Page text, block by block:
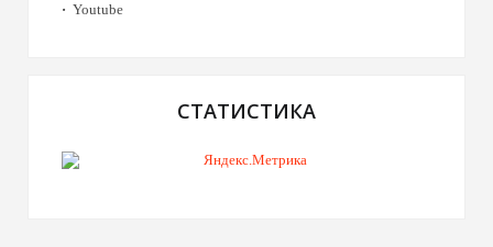
Youtube
СТАТИСТИКА